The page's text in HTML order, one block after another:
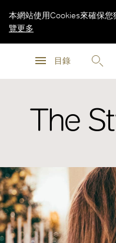
目錄
本網站使用Cookies來確保您
覽更多
The